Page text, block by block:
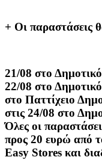
+ Οι παραστάσεις
21/08 στο
22/08 στο
στο Παττίχειο
στις 24/08 στο
Όλες οι
προς 20 ευρώ από
Easy Stores και